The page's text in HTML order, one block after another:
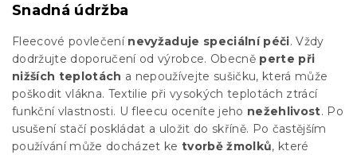
Snadná údržba
Fleecové povlečení nevyžaduje speciální péči. Vždy
dodržujte doporučení od výrobce. Obecně perte při
nižších teplotách a nepoužívejte sušičku, která může
poškodit vlákna. Textilie při vysokých teplotách ztrácí
funkční vlastnosti. U fleecu oceníte jeho nežehlivost. Po
usušení stačí poskládat a uložit do skříně. Po častějším
používání může docházet ke tvorbě žmolků, které